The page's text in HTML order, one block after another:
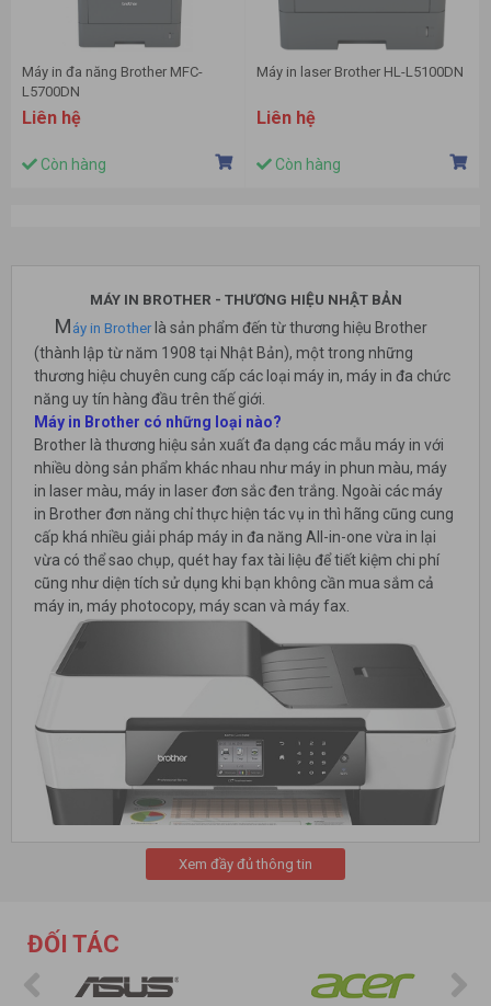
Máy in đa năng Brother MFC-
L5700DN
Liên hệ
Còn hàng
Máy in laser Brother HL-L5100DN
Liên hệ
Còn hàng
MÁY IN BROTHER - THƯƠNG HIỆU NHẬT BẢN
M áy in Brother là sản phẩm đến từ thương hiệu Brother
(thành lập từ năm 1908 tại Nhật Bản), một trong những
thương hiệu chuyên cung cấp các loại máy in, máy in đa chức
năng uy tín hàng đầu trên thế giới.
Máy in Brother có những loại nào?
Brother là thương hiệu sản xuất đa dạng các mẫu máy in với
nhiều dòng sản phẩm khác nhau như máy in phun màu, máy
in laser màu, máy in laser đơn sắc đen trắng. Ngoài các máy
in Brother đơn năng chỉ thực hiện tác vụ in thì hãng cũng cung
cấp khá nhiều giải pháp máy in đa năng All-in-one vừa in lại
vừa có thể sao chụp, quét hay fax tài liệu để tiết kiệm chi phí
cũng như diện tích sử dụng khi bạn không cần mua sắm cả
máy in, máy photocopy, máy scan và máy fax.
Để mua được một chiếc máy in Brother tốt, bạn cần lưu ý
chọn máy sao cho phù hợp với nhu cầu sử dụng của mình. Ví
dụ, để phục vụ in tài liệu thông thường thì chỉ cần máy in laser,
Xem đầy đủ thông tin
ĐỐI TÁC